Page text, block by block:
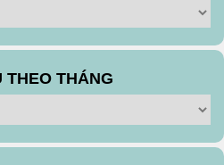
THEO THÁNG